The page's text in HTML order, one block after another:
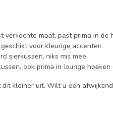
maat, past prima in de
voor kleurige accenten
sierkussen, niks mis mee
ook prima in lounge hoeken
kleiner uit. Wilt u een